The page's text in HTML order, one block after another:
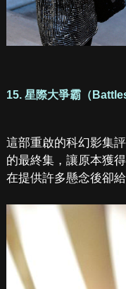
15. 星際大爭霸（
這部重啟的科幻影集
的最終集，讓原本獲
在提供許多懸念後卻